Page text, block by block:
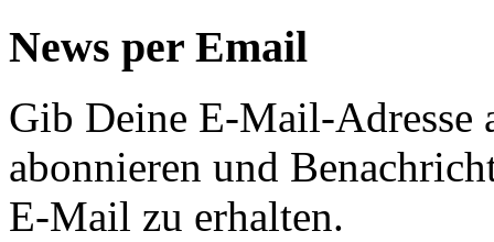
News per Email
Gib Deine E-Mail-Adresse
abonnieren und
E-Mail zu erhalten.